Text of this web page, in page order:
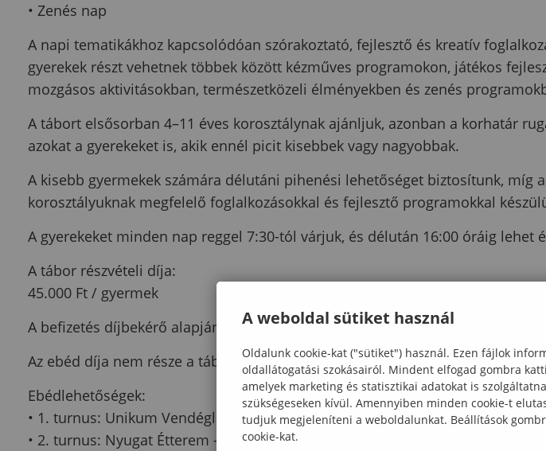
• Zenés nap
A napi tematikákhoz kapcsolódóan szórakoztató, fejlesztő és kreatív
gyerekek részt vehetnek többek között kézműves programokon, játékos
mozgásos aktivitásokban, természetközeli élményekben és zenés
A tábort elsősorban 4–11 éves korosztálynak ajánljuk, azonban a korhatár
azokat a gyerekeket is, akik ennél picit kisebbek vagy nagyobbak.
A kisebb gyermekek számára délutáni pihenési lehetőséget biztosítunk, míg
korosztályuknak megfelelő foglalkozásokkal és fejlesztő programokkal
A gyerekeket minden nap reggel 7:30-tól várjuk, és délután 16:00 óráig lehet
A tábor részvételi díja:
45.000 Ft / gyermek
A befizetés díjbekérő alapján történik majd, amelyet a jelentkezést követően
Az ebéd díja nem része a tábor árának.
Ebédlehetőségek:
• 1. turnus: Unikum Vendéglő – 1500 Ft/fő/ebéd
• 2. turnus: Nyugat Étterem – 1700 Ft/fő/ebéd
A weboldal sütiket használ
Oldalunk cookie-kat ("sütiket") használ. Ezen fájlok
oldallátogatási szokásairól. Mindent elfogad gombra
amelyek marketing és statisztikai adatokat is
szükségeseken kívül. Amennyiben minden cookie-t
tudjuk megjeleníteni a weboldalunkat. Beállítások
cookie-kat.